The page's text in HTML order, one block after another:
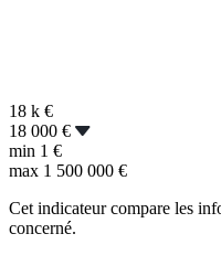
18 k €
18 000 €
min 1 €
max 1 500 000 €
Cet indicateur compare les
concerné.